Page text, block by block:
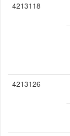
4213118
4213126